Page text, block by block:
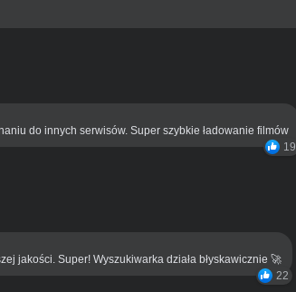
do innych serwisów. Super szybkie ładowanie filmów
19
jakości. Super! Wyszukiwarka działa błyskawicznie 🚀
22